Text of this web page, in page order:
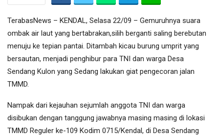
TerabasNews – KENDAL, Selasa 22/09 – Gemuruhnya suara
ombak air laut yang bertabrakan,silih berganti saling berebutan
menuju ke tepian pantai. Ditambah kicau burung umprit yang
bersautan, menjadi penghibur para TNI dan warga Desa
Sendang Kulon yang Sedang lakukan giat pengecoran jalan
TMMD.
Nampak dari kejauhan sejumlah anggota TNI dan warga
disibukan dengan tanggung jawabnya masing masing di lokasi
TMMD Reguler ke-109 Kodim 0715/Kendal, di Desa Sendang